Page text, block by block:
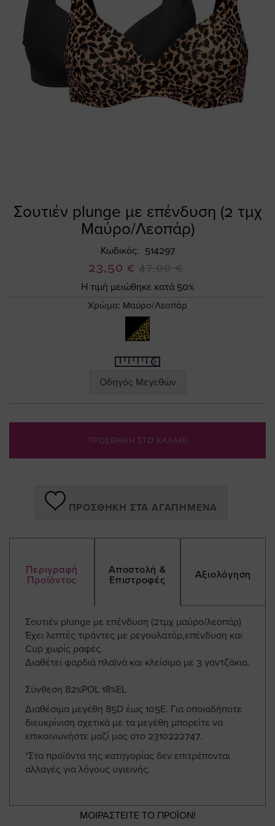
Σουτιέν plunge με επένδυση (2 τμχ
Μαύρο/Λεοπάρ)
Κωδικός 514297
Ειδική
Τιμή
23,50 € 47,00 €
Η τιμή μειώθηκε κατά 50%
Χρώμα: Μαύρο/Λεοπάρ
Οδηγός Μεγεθών
ΠΡΟΣΘΗΚΗ ΣΤΟ ΚΑΛΑΘΙ
ΠΡΟΣΘΉΚΗ ΣΤΑ ΑΓΑΠΗΜΈΝΑ
Περιγραφή
Προϊόντος
Αποστολή &
Επιστροφές
Αξιολόγηση
Σουτιέν plunge με επένδυση (2τμχ μαύρο/λεοπάρ)
Έχει λεπτές τιράντες με ρεγουλατόρ,επένδυση και
Cup χωρίς ραφές.
Διαθέτει φαρδιά πλαϊνά και κλείσιμο με 3 γαντζάκια.
Σύνθεση 82%POL 18%EL
Διαθέσιμα μεγέθη 85D έως 105E. Για οποιαδήποτε
διευκρίνιση σχετικά με τα μεγέθη μπορείτε να
επικοινωνήστε μαζί μας στο 2310222747.
*Στα προϊόντα της κατηγορίας δεν επιτρέπονται
αλλαγές για λόγους υγιεινής.
ΜΟΙΡΑΣΤΕΙΤΕ ΤΟ ΠΡΟΪΟΝ!
Skip